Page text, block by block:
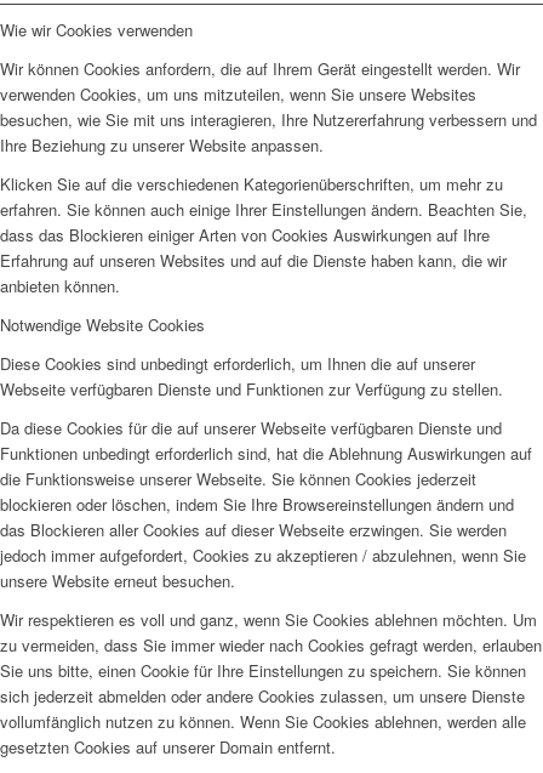
Wie wir Cookies verwenden
Wir können Cookies anfordern, die auf Ihrem Gerät eingestellt werden. Wir
verwenden Cookies, um uns mitzuteilen, wenn Sie unsere Websites
besuchen, wie Sie mit uns interagieren, Ihre Nutzererfahrung verbessern und
Ihre Beziehung zu unserer Website anpassen.
Klicken Sie auf die verschiedenen Kategorienüberschriften, um mehr zu
erfahren. Sie können auch einige Ihrer Einstellungen ändern. Beachten Sie,
dass das Blockieren einiger Arten von Cookies Auswirkungen auf Ihre
Erfahrung auf unseren Websites und auf die Dienste haben kann, die wir
anbieten können.
Notwendige Website Cookies
Diese Cookies sind unbedingt erforderlich, um Ihnen die auf unserer
Webseite verfügbaren Dienste und Funktionen zur Verfügung zu stellen.
Da diese Cookies für die auf unserer Webseite verfügbaren Dienste und
Funktionen unbedingt erforderlich sind, hat die Ablehnung Auswirkungen auf
die Funktionsweise unserer Webseite. Sie können Cookies jederzeit
blockieren oder löschen, indem Sie Ihre Browsereinstellungen ändern und
das Blockieren aller Cookies auf dieser Webseite erzwingen. Sie werden
jedoch immer aufgefordert, Cookies zu akzeptieren / abzulehnen, wenn Sie
unsere Website erneut besuchen.
Wir respektieren es voll und ganz, wenn Sie Cookies ablehnen möchten. Um
zu vermeiden, dass Sie immer wieder nach Cookies gefragt werden, erlauben
Sie uns bitte, einen Cookie für Ihre Einstellungen zu speichern. Sie können
sich jederzeit abmelden oder andere Cookies zulassen, um unsere Dienste
vollumfänglich nutzen zu können. Wenn Sie Cookies ablehnen, werden alle
gesetzten Cookies auf unserer Domain entfernt.